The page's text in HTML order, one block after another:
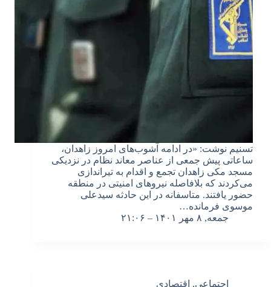
تسنیم نوشت: «در ادامه آشوب‌های امروز زاهدان،
ساعاتی پیش جمعی‌ از عناصر معاند نظام در نزدیکی
مسجد مکی زاهدان ‌تجمع و اقدام به تیراندازی
می‌کردند که بلافاصله ‌نیروهای امنیتی در منطقه
حضور یافتند. متاسفانه در ‌این حادثه سیدعلی
موسوی فرمانده…
جمعه, ۸ مهر ۱۴۰۱ – ۲۱:۰۶
اجتماعی, اقتصادی